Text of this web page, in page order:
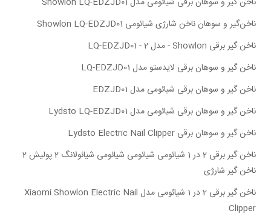
ناخن‌گیر و سوهان ناخن شارژی شیائومی Showlon LQ-EDZJD01
ناخن گیر برقی Showlon - مدل LQ-EDZJD01 - 2
ناخن گیر و سوهان برقی لایدستو مدل LQ-EDZJD01
ناخن گیر و سوهان برقی شیائومی مدل EDZJD01
ناخن گیر و سوهان برقی شیائومی مدل Lydsto LQ-EDZJD01
ناخن گیر و سوهان برقی Lydsto Electric Nail Clipper
ناخن گیر برقی 2 در 1 شیائومی شیائومی شیائومی شیائولانگ 2 پولیش 2
ناخن گیر شارژی
ناخن گیر برقی 2 در 1 شیائومی مدل Xiaomi Showlon Electric Nail
Clipper